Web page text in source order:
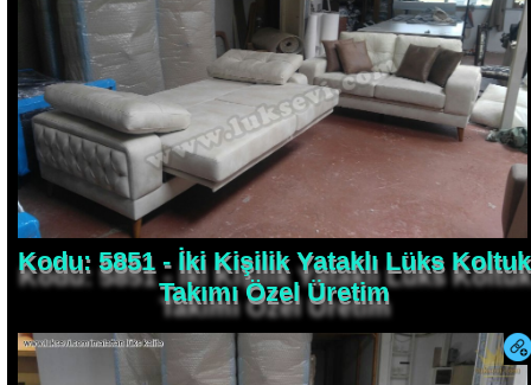
Kodu: 5851 - İki Kişilik Yataklı Lüks Koltuk
Takımı Özel Üretim